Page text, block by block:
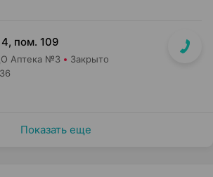
пом. 109
Аптека №3 Закрыто
Показать еще